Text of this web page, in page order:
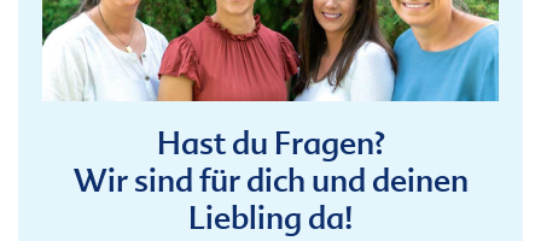
Hast du Fragen?
Wir sind für dich und deinen
Liebling da!